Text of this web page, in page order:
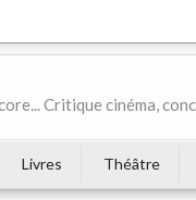
Critique cinéma,
Livres Théâtre